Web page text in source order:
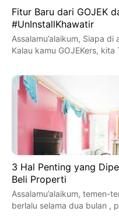
Fitur Baru dari GOJEK
#UnInstallKhawatir
Assalamu’alaikum, Siapa
Kalau kamu GOJEKers, kita
3 Hal Penting yang
Beli Properti
Assalamu’alaikum, temen-
berlalu selama dua bulan ,